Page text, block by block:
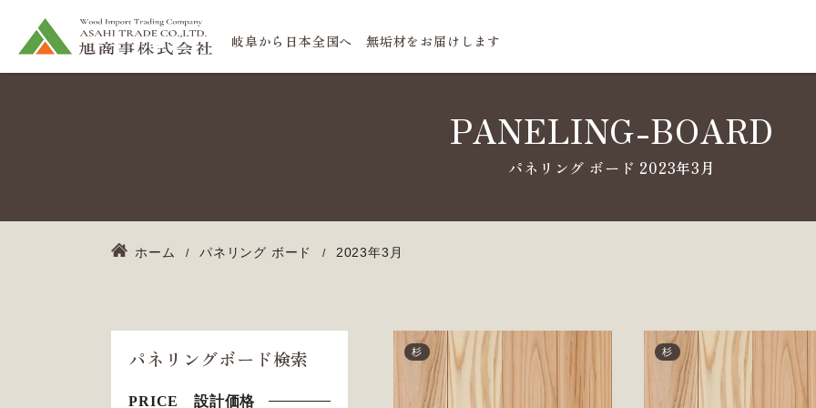
岐阜から日本全国へ 無垢材をお届けします
PANELING-BOARD
ホーム パネリング ボード 2023年3月
杉 杉
パネリングボード検索
PRICE 設計価格